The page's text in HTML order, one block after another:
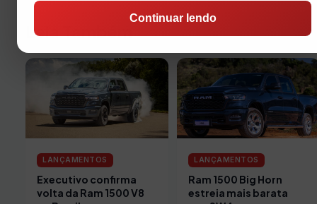
Leia Também
LANÇAMENTOS
Executivo confirma
volta da Ram 1500 V8
LANÇAMENTOS
Ram 1500 Big Horn
estreia mais barata
Continuar lendo